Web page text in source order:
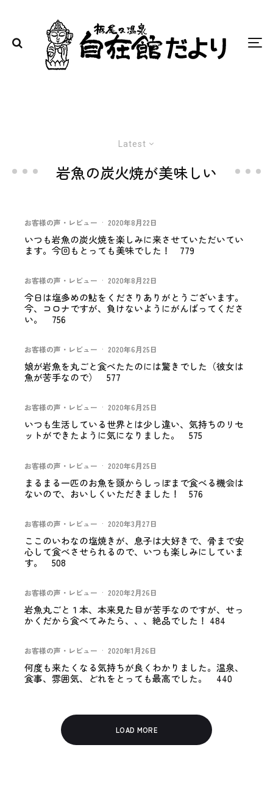
Latest
岩魚の炭火焼が美味しい
お客様の声・レビュー · 2020年8月22日
いつも岩魚の炭火焼を楽しみに来させていただいてい
ます。今回もとっても美味でした！ 779
お客様の声・レビュー · 2020年8月22日
今日は塩多めの鮎をくださりありがとうございます。
今、コロナですが、負けないようにがんばってくださ
い。 756
お客様の声・レビュー · 2020年6月25日
娘が岩魚を丸ごと食べたたのには驚きでした（彼女は
魚が苦手なので） 577
お客様の声・レビュー · 2020年6月25日
いつも生活している世界とは少し違い、気持ちのリセ
ットができたように気になりました。 575
お客様の声・レビュー · 2020年6月25日
まるまる一匹のお魚を頭からしっぽまで食べる機会は
ないので、おいしくいただきました！ 576
お客様の声・レビュー · 2020年3月27日
ここのいわなの塩焼きが、息子は大好きで、骨まで安
心して食べさせられるので、いつも楽しみにしていま
す。 508
お客様の声・レビュー · 2020年2月26日
岩魚丸ごと１本、本来見た目が苦手なのですが、せっ
かくだから食べてみたら、、、絶品でした！ 484
お客様の声・レビュー · 2020年1月26日
何度も来たくなる気持ちが良くわかりました。温泉、
食事、雰囲気、どれをとっても最高でした。 440
LOAD MORE